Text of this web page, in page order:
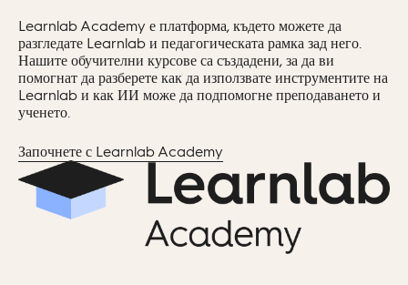
Learnlab Academy е платформа, където можете да
разгледате Learnlab и педагогическата рамка зад него.
Нашите обучителни курсове са създадени, за да ви
помогнат да разберете как да използвате инструментите на
Learnlab и как ИИ може да подпомогне преподаването и
ученето.
Започнете с Learnlab Academy